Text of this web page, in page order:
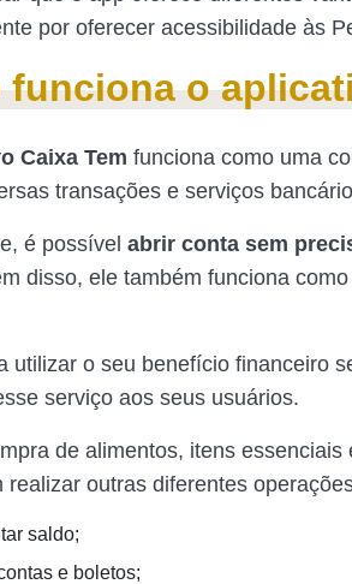
por oferecer acessibilidade às
funciona o
Caixa Tem funciona como uma
transações e serviços
é possível abrir conta sem
disso, ele também funciona como
utilizar o seu benefício financeiro
serviço aos seus usuários.
de alimentos, itens
realizar outras diferentes
saldo;
e boletos;